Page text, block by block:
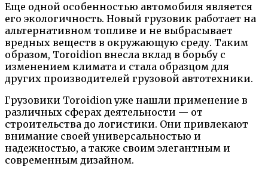
Еще одной особенностью автомобиля является
его экологичность. Новый грузовик работает на
альтернативном топливе и не выбрасывает
вредных веществ в окружающую среду. Таким
образом, Toroidion внесла вклад в борьбу с
изменением климата и стала образцом для
других производителей грузовой автотехники.
Грузовики Toroidion уже нашли применение в
различных сферах деятельности — от
строительства до логистики. Они привлекают
внимание своей универсальностью и
надежностью, а также своим элегантным и
современным дизайном.